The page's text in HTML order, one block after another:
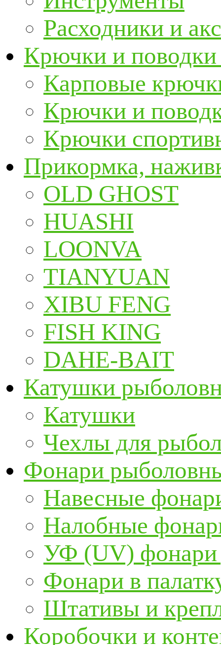
Расходники и
Крючки и
Карповые
Крючки и
Крючки
Прикормка,
OLD GHOST
HUASHI
LOONVA
TIANYUAN
XIBU FENG
FISH KING
DAHE-BAIT
Катушки
Катушки
Чехлы для
Фонари
Навесные
Налобные
УФ (UV) фонари
Фонари в
Штативы и
Коробочки и